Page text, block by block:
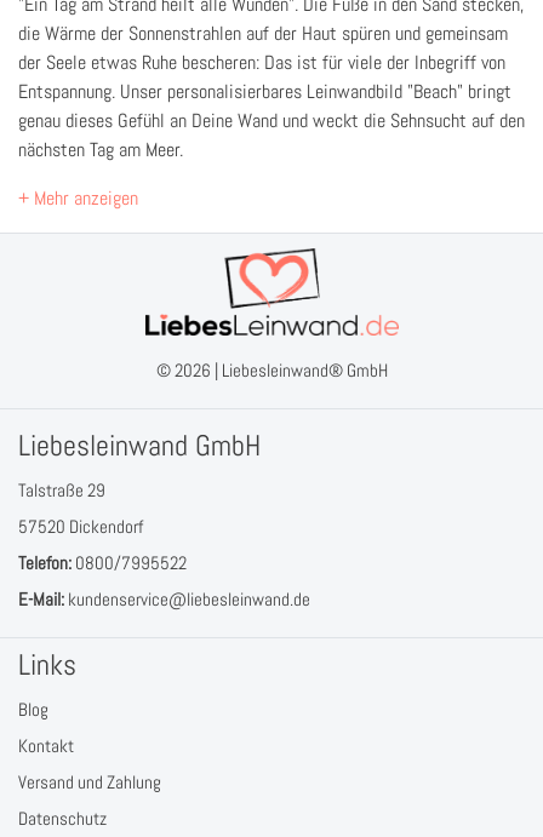
die Wärme der Sonnenstrahlen auf der Haut spüren und gemeinsam
der Seele etwas Ruhe bescheren: Das ist für viele der Inbegriff von
Entspannung. Unser personalisierbares Leinwandbild "Beach" bringt
genau dieses Gefühl an Deine Wand und weckt die Sehnsucht auf den
nächsten Tag am Meer.
© 2026 | Liebesleinwand® GmbH
Liebesleinwand GmbH
Talstraße 29
57520 Dickendorf
Telefon: 0800/7995522
E-Mail: kundenservice@liebesleinwand.de
Links
Blog
Kontakt
Versand und Zahlung
Datenschutz